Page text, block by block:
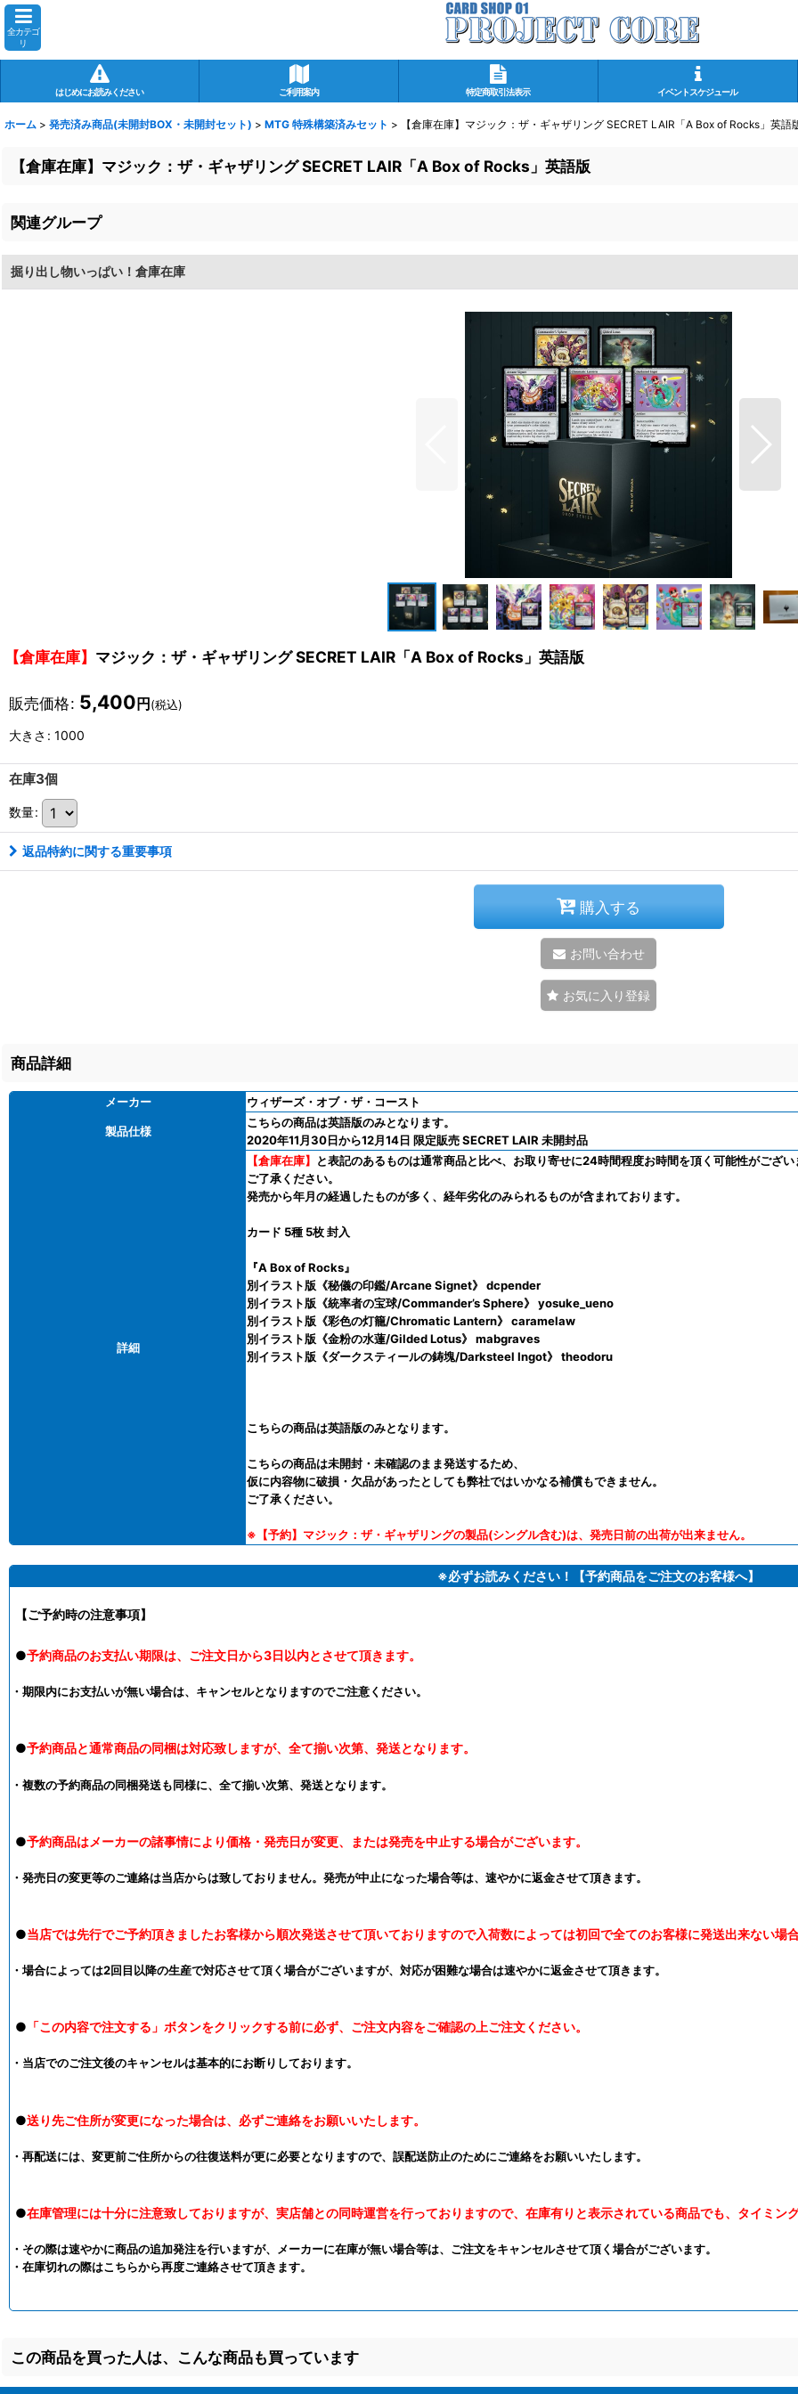
全カテゴ
リ
はじめにお読みください ご利用案内 特定商取引法表示 イベントスケジュール
ホーム > 発売済み商品(未開封BOX・未開封セット) > MTG 特殊構築済みセット > 【倉庫在庫】マジック：ザ・ギャザリング SECRET LAIR「A Box of Rocks」英語
【倉庫在庫】マジック：ザ・ギャザリング SECRET LAIR「A Box of Rocks」英語版
関連グループ
掘り出し物いっぱい！倉庫在庫
【倉庫在庫】 マジック：ザ・ギャザリング SECRET LAIR「A Box of Rocks」英語版
販売価格: 5,400 円 (税込)
大きさ : 1000
在庫3個
数量:
返品特約に関する重要事項
購入する
お問い合わせ
お気に入り登録
商品詳細
メーカー ウィザーズ・オブ・ザ・コースト
製品仕様
こちらの商品は英語版のみとなります。
2020年11月30日から12月14日 限定販売 SECRET LAIR 未開封品
詳細
【倉庫在庫】
と表記のあるものは通常商品と比べ、お取り寄せに24時間程度お時間を頂く可能性がござい
ご了承ください。
発売から年月の経過したものが多く、経年劣化のみられるものが含まれております。
カード 5種 5枚 封入
『A Box of Rocks』
別イラスト版《秘儀の印鑑/Arcane Signet》 dcpender
別イラスト版《統率者の宝球/Commander’s Sphere》 yosuke_ueno
別イラスト版《彩色の灯籠/Chromatic Lantern》 caramelaw
別イラスト版《金粉の水蓮/Gilded Lotus》 mabgraves
別イラスト版《ダークスティールの鋳塊/Darksteel Ingot》 theodoru
こちらの商品は英語版のみとなります。
こちらの商品は未開封・未確認のまま発送するため、
仮に内容物に破損・欠品があったとしても弊社ではいかなる補償もできません。
ご了承ください。
※ 【予約】 マジック：ザ・ギャザリングの製品(シングル含む)は、発売日前の出荷が出来ません。
※必ずお読みください！【予約商品をご注文のお客様へ】
【ご予約時の注意事項】
●予約商品のお支払い期限は、ご注文日から3日以内とさせて頂きます。
・期限内にお支払いが無い場合は、キャンセルとなりますのでご注意ください。
●予約商品と通常商品の同梱は対応致しますが、全て揃い次第、発送となります。
・複数の予約商品の同梱発送も同様に、全て揃い次第、発送となります。
●予約商品はメーカーの諸事情により価格・発売日が変更、または発売を中止する場合がございます。
・発売日の変更等のご連絡は当店からは致しておりません。発売が中止になった場合等は、速やかに返金させて頂きます。
●当店では先行でご予約頂きましたお客様から順次発送させて頂いておりますので入荷数によっては初回で全てのお客様に発送出来ない場
・場合によっては2回目以降の生産で対応させて頂く場合がございますが、対応が困難な場合は速やかに返金させて頂きます。
● 「この内容で注文する」ボタンをクリックする前に必ず、ご注文内容をご確認の上ご注文ください。
・当店でのご注文後のキャンセルは基本的にお断りしております。
●送り先ご住所が変更になった場合は、必ずご連絡をお願いいたします。
・再配送には、変更前ご住所からの往復送料が更に必要となりますので、誤配送防止のためにご連絡をお願いいたします。
●在庫管理には十分に注意致しておりますが、実店舗との同時運営を行っておりますので、在庫有りと表示されている商品でも、タイミン
・その際は速やかに商品の追加発注を行いますが、メーカーに在庫が無い場合等は、ご注文をキャンセルさせて頂く場合がございます。
・在庫切れの際はこちらから再度ご連絡させて頂きます。
この商品を買った人は、こんな商品も買っています